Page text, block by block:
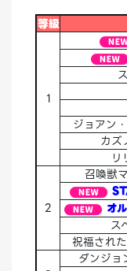
等級
1
ジョアン
カズ
2
召喚獣
オ
ス
祝福され
ダンジョ